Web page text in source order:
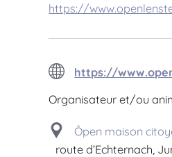
https://
https://
Organisateur et/ou
Ôpen maison
route d’Echternach,